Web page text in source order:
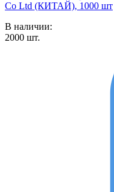
Co Ltd (КИТАЙ), 1000 шт
В наличии:
2000 шт.